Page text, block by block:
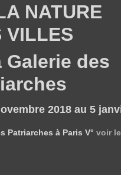
NATURE
VILLES
Galerie des
2018 au 5
Patriarches à Paris V° voir